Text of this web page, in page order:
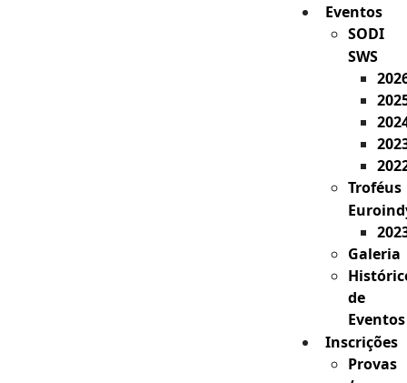
Eventos
SODI
SWS
Troféus
Galeria
de
Eventos
Inscrições
Provas